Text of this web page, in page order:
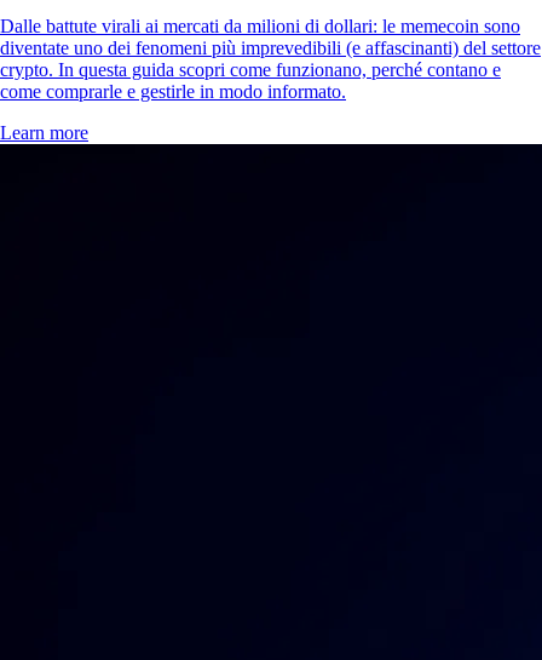
Dalle battute virali ai mercati da milioni di dollari: le memecoin sono
diventate uno dei fenomeni più imprevedibili (e affascinanti) del settore
crypto. In questa guida scopri come funzionano, perché contano e
come comprarle e gestirle in modo informato.
Learn more